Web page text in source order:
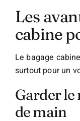
Les
cabine
Le bagage
surtout pour un
Garder le
de main